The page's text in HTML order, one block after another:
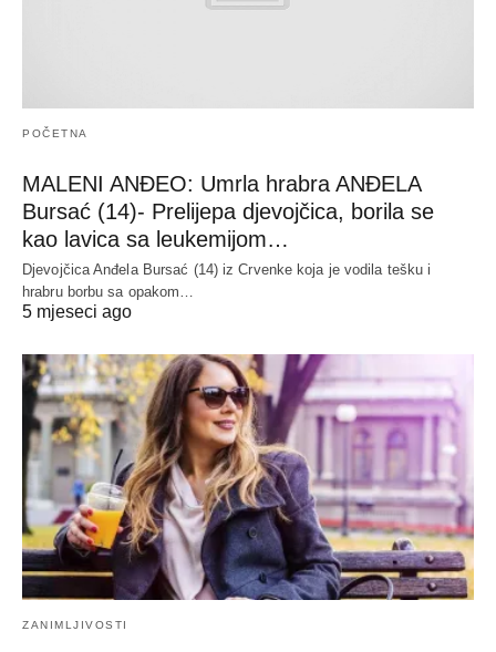
POČETNA
MALENI ANĐEO: Umrla hrabra ANĐELA
Bursać (14)- Prelijepa djevojčica, borila se
kao lavica sa leukemijom…
Djevojčica Anđela Bursać (14) iz Crvenke koja je vodila tešku i
hrabru borbu sa opakom…
5 mjeseci ago
ZANIMLJIVOSTI